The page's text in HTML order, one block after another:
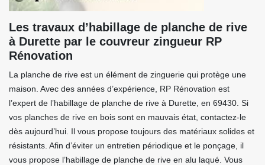
Les travaux d’habillage de planche de rive
à Durette par le couvreur zingueur RP
Rénovation
La planche de rive est un élément de zinguerie qui protège une
maison. Avec des années d’expérience, RP Rénovation est
l’expert de l’habillage de planche de rive à Durette, en 69430. Si
vos planches de rive en bois sont en mauvais état, contactez-le
dès aujourd’hui. Il vous propose toujours des matériaux solides et
résistants. Afin d’éviter un entretien périodique et le ponçage, il
vous propose l’habillage de planche de rive en alu laqué. Vous